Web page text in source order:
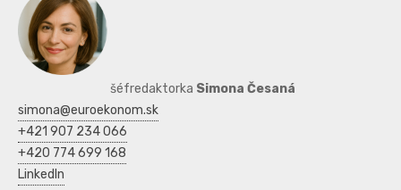
šéfredaktorka Simona Česaná
simona@euroekonom.sk
+421 907 234 066
+420 774 699 168
LinkedIn